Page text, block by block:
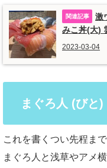
激
みこ丼(大)
2023-03-04
まぐろ人 (びと)
これを書くつい先程ま
まぐろ人と浅草やアメ